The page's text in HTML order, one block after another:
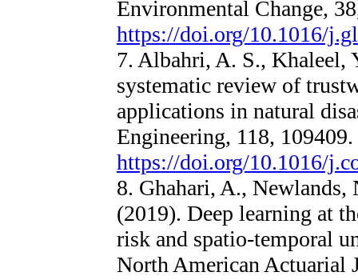
Environmental Change,
https://doi.org/10.1016/
7. Albahri, A. S., Khaleel,
systematic review of
applications in natural
Engineering, 118, 109409.
https://doi.org/10.1016/
8. Ghahari, A.,
(2019). Deep learning at
risk and spatio-temporal
North American Actuarial